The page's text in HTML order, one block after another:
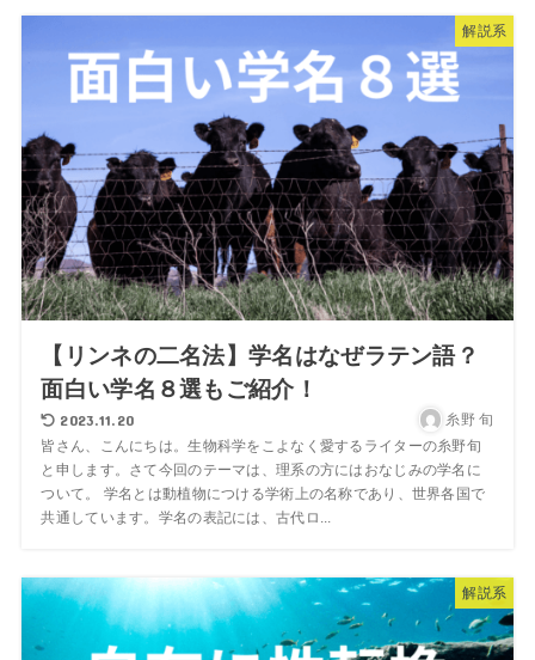
解説系
【リンネの二名法】学名はなぜラテン語？
面白い学名８選もご紹介！
2023.11.20 糸野 旬
皆さん、こんにちは。生物科学をこよなく愛するライターの糸野旬
と申します。さて今回のテーマは、理系の方にはおなじみの学名に
ついて。 学名とは動植物につける学術上の名称であり、世界各国で
共通しています。学名の表記には、古代ロ...
解説系